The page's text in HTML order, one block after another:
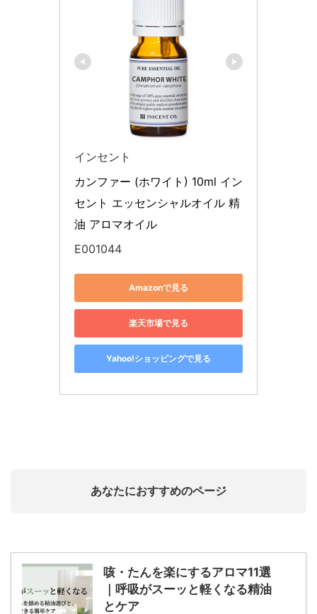
インセント
カンファー (ホワイト) 10ml イン
セント エッセンシャルオイル 精
油 アロマオイル
E001044
Amazonで見る
楽天市場で見る
Yahoo!ショッピングで見る
あなたにおすすめのページ
咳・たんを楽にするアロマ11選
｜呼吸がスーッと軽くなる精油
とケア